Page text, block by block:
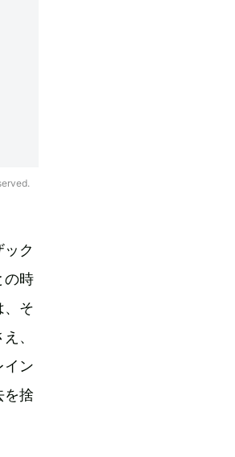
ク
の時
、そ
、
イン
を捨